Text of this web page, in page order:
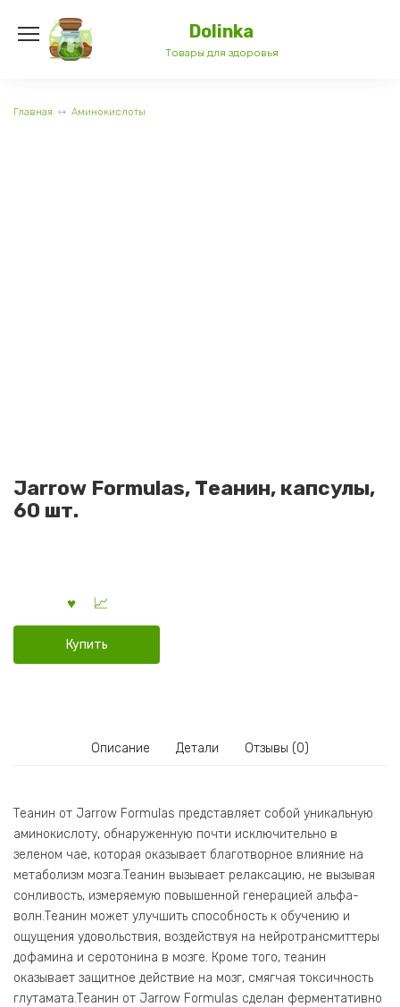
содержанию
Dolinka
Товары для здоровья
Главная Аминокислоты
Jarrow Formulas, Теанин, капсулы,
60 шт.
Купить
Описание Детали Отзывы (0)
Теанин от Jarrow Formulas представляет собой уникальную
аминокислоту, обнаруженную почти исключительно в
зеленом чае, которая оказывает благотворное влияние на
метаболизм мозга.Теанин вызывает релаксацию, не вызывая
сонливость, измеряемую повышенной генерацией альфа-
волн.Теанин может улучшить способность к обучению и
ощущения удовольствия, воздействуя на нейротрансмиттеры
дофамина и серотонина в мозге. Кроме того, теанин
оказывает защитное действие на мозг, смягчая токсичность
глутамата.Теанин от Jarrow Formulas сделан ферментативно